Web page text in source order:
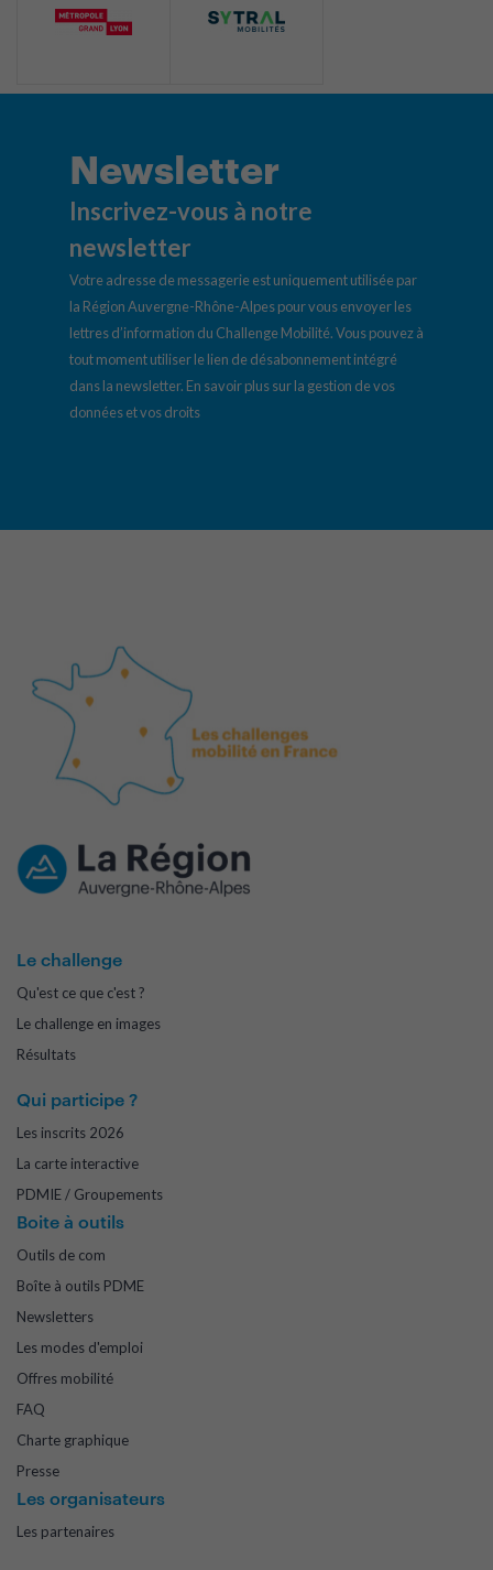
Newsletter
Inscrivez-vous à notre
newsletter
Votre adresse de messagerie est uniquement utilisée par
la Région Auvergne-Rhône-Alpes pour vous envoyer les
lettres d’information du Challenge Mobilité. Vous pouvez à
tout moment utiliser le lien de désabonnement intégré
dans la newsletter. En savoir plus sur la gestion de vos
données et vos droits
Le challenge
Qu'est ce que c'est ?
Le challenge en images
Résultats
Qui participe ?
Les inscrits 2026
La carte interactive
PDMIE / Groupements
Boite à outils
Outils de com
Boîte à outils PDME
Newsletters
Les modes d'emploi
Offres mobilité
FAQ
Charte graphique
Presse
Les organisateurs
Les partenaires